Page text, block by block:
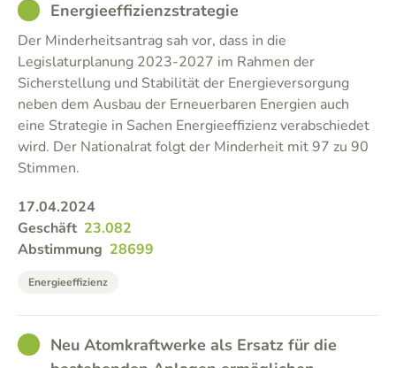
GOODEnergieeffizienzstrategie
Der Minderheitsantrag sah vor, dass in die
Legislaturplanung 2023-2027 im Rahmen der
Sicherstellung und Stabilität der Energieversorgung
neben dem Ausbau der Erneuerbaren Energien auch
eine Strategie in Sachen Energieeffizienz verabschiedet
wird. Der Nationalrat folgt der Minderheit mit 97 zu 90
Stimmen.
17.04.2024
Geschäft 23.082
Abstimmung 28699
Energieeffizienz
GOODNeu Atomkraftwerke als Ersatz für die